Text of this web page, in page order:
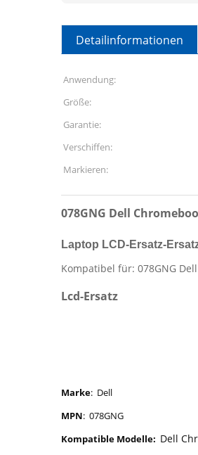
Detailinformationen
Anwendung:
Größe:
Garantie:
Verschiffen:
Markieren:
078GNG Dell
Laptop LCD-Ersatz-
Kompatibel für: 078GNG
Lcd-Ersatz
Marke: Dell
MPN: 078GNG
Kompatible Modelle: Dell